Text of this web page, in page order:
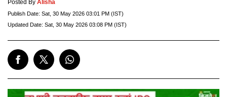
Posted By Alisha
Publish Date: Sat, 30 May 2026 03:01 PM (IST)
Updated Date: Sat, 30 May 2026 03:08 PM (IST)